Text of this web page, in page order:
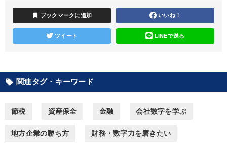
147回春季大会 組織・採用・スキル
bookmark ブックマークに追加 いいね！
ツイート LINEで送る
local_offer 関連タグ・キーワード
節税 資産保全 金融 会社数字を学ぶ
地方企業の勝ち方 財務・数字力を磨きたい